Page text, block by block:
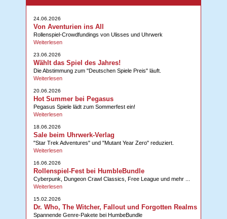
24.06.2026
Von Aventurien ins All
Rollenspiel-Crowdfundings von Ulisses und Uhrwerk
Weiterlesen
23.06.2026
Wählt das Spiel des Jahres!
Die Abstimmung zum "Deutschen Spiele Preis" läuft.
Weiterlesen
20.06.2026
Hot Summer bei Pegasus
Pegasus Spiele lädt zum Sommerfest ein!
Weiterlesen
18.06.2026
Sale beim Uhrwerk-Verlag
"Star Trek Adventures" und "Mutant Year Zero" reduziert.
Weiterlesen
16.06.2026
Rollenspiel-Fest bei HumbleBundle
Cyberpunk, Dungeon Crawl Classics, Free League und mehr ...
Weiterlesen
15.02.2026
Dr. Who, The Witcher, Fallout und Forgotten Realms
Spannende Genre-Pakete bei HumbeBundle